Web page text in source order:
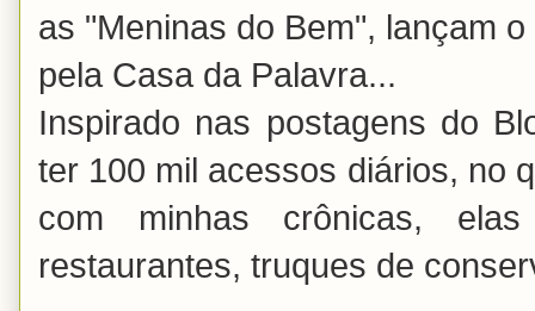
as "Meninas do Bem", lançam o
pela Casa da Palavra...
Inspirado nas postagens do
ter 100 mil acessos diários, no
com minhas crônicas,
restaurantes, truques de